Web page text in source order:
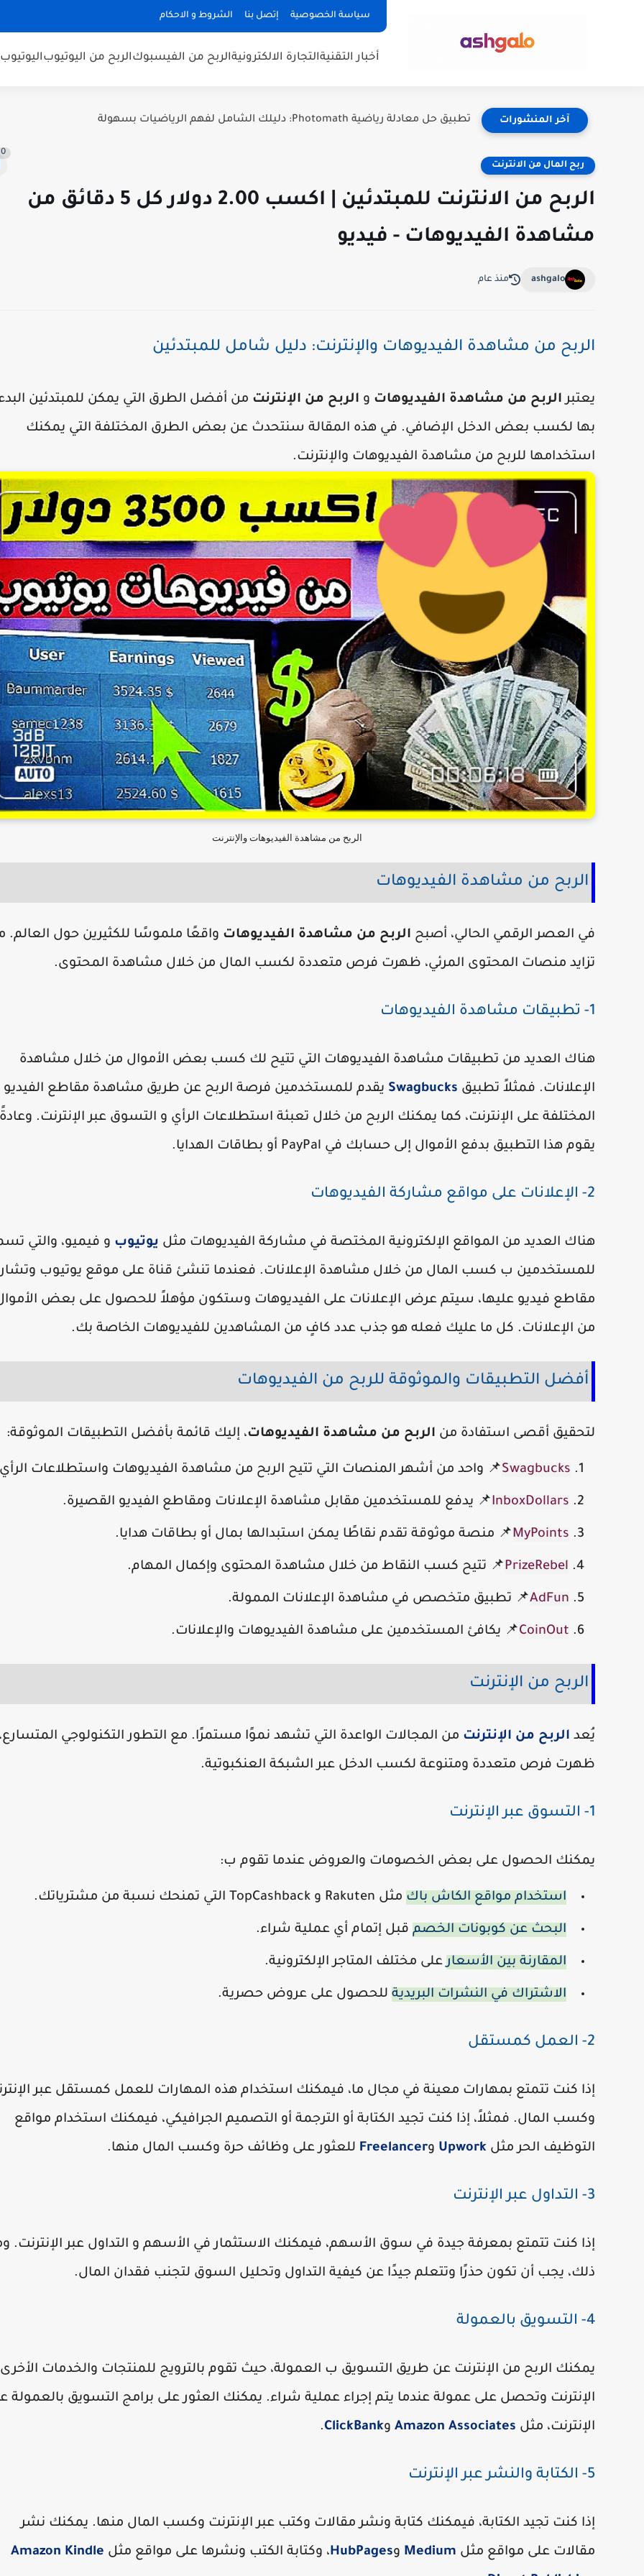
سياسة الخصوصية إتصل بنا الشروط و الاحكام
أخبار التقنيةالتجارة الالكترونيةالربح من الفيسبوكالربح من اليوتيوباليوتيوب
آخر المنشورات تطبيق حل معادلة رياضية Photomath: دليلك الشامل لفهم الرياضيات بسهولة
ربح المال من الانترنت
0
الربح من الانترنت للمبتدئين | اكسب 2.00 دولار كل 5 دقائق من
مشاهدة الفيديوهات - فيديو
ashgalo منذ عام
الربح من مشاهدة الفيديوهات والإنترنت: دليل شامل للمبتدئين
يعتبر الربح من مشاهدة الفيديوهات و الربح من الإنترنت من أفضل الطرق التي يمكن للمبتدئين
بها لكسب بعض الدخل الإضافي. في هذه المقالة سنتحدث عن بعض الطرق المختلفة التي يمكنك
استخدامها للربح من مشاهدة الفيديوهات والإنترنت.
الربح من مشاهدة الفيديوهات والإنترنت
الربح من مشاهدة الفيديوهات
في العصر الرقمي الحالي، أصبح الربح من مشاهدة الفيديوهات واقعًا ملموسًا للكثيرين حول العالم.
تزايد منصات المحتوى المرئي، ظهرت فرص متعددة لكسب المال من خلال مشاهدة المحتوى.
1- تطبيقات مشاهدة الفيديوهات
هناك العديد من تطبيقات مشاهدة الفيديوهات التي تتيح لك كسب بعض الأموال من خلال مشاهدة
الإعلانات. فمثلاً تطبيق Swagbucks يقدم للمستخدمين فرصة الربح عن طريق مشاهدة مقاطع الفيديو
المختلفة على الإنترنت، كما يمكنك الربح من خلال تعبئة استطلاعات الرأي و التسوق عبر الإنترنت.
يقوم هذا التطبيق بدفع الأموال إلى حسابك في PayPal أو بطاقات الهدايا.
2- الإعلانات على مواقع مشاركة الفيديوهات
هناك العديد من المواقع الإلكترونية المختصة في مشاركة الفيديوهات مثل يوتيوب و فيميو، والتي
للمستخدمين ب كسب المال من خلال مشاهدة الإعلانات. فعندما تنشئ قناة على موقع يوتيوب
مقاطع فيديو عليها، سيتم عرض الإعلانات على الفيديوهات وستكون مؤهلاً للحصول على بعض
من الإعلانات. كل ما عليك فعله هو جذب عدد كافٍ من المشاهدين للفيديوهات الخاصة بك.
أفضل التطبيقات والموثوقة للربح من الفيديوهات
لتحقيق أقصى استفادة من الربح من مشاهدة الفيديوهات، إليك قائمة بأفضل التطبيقات الموثوقة:
Swagbucks📌 واحد من أشهر المنصات التي تتيح الربح من مشاهدة الفيديوهات واستطلاعات
InboxDollars📌 يدفع للمستخدمين مقابل مشاهدة الإعلانات ومقاطع الفيديو القصيرة.
MyPoints📌 منصة موثوقة تقدم نقاطًا يمكن استبدالها بمال أو بطاقات هدايا.
PrizeRebel📌 تتيح كسب النقاط من خلال مشاهدة المحتوى وإكمال المهام.
AdFun📌 تطبيق متخصص في مشاهدة الإعلانات الممولة.
CoinOut📌 يكافئ المستخدمين على مشاهدة الفيديوهات والإعلانات.
الربح من الإنترنت
يُعد الربح من الإنترنت من المجالات الواعدة التي تشهد نموًا مستمرًا. مع التطور التكنولوجي المتسارع،
ظهرت فرص متعددة ومتنوعة لكسب الدخل عبر الشبكة العنكبوتية.
1- التسوق عبر الإنترنت
يمكنك الحصول على بعض الخصومات والعروض عندما تقوم ب:
استخدام مواقع الكاش باك مثل Rakuten و TopCashback التي تمنحك نسبة من مشترياتك.
البحث عن كوبونات الخصم قبل إتمام أي عملية شراء.
المقارنة بين الأسعارعلى مختلف المتاجر الإلكترونية.
الاشتراك في النشرات البريدية للحصول على عروض حصرية.
2- العمل كمستقل
إذا كنت تتمتع بمهارات معينة في مجال ما، فيمكنك استخدام هذه المهارات للعمل كمستقل عبر
وكسب المال. فمثلاً، إذا كنت تجيد الكتابة أو الترجمة أو التصميم الجرافيكي، فيمكنك استخدام مواقع
التوظيف الحر مثل Upwork وFreelancer للعثور على وظائف حرة وكسب المال منها.
3- التداول عبر الإنترنت
إذا كنت تتمتع بمعرفة جيدة في سوق الأسهم، فيمكنك الاستثمار في الأسهم و التداول عبر الإنترنت.
ذلك، يجب أن تكون حذرًا وتتعلم جيدًا عن كيفية التداول وتحليل السوق لتجنب فقدان المال.
4- التسويق بالعمولة
يمكنك الربح من الإنترنت عن طريق التسويق ب العمولة، حيث تقوم بالترويج للمنتجات والخدمات
الإنترنت وتحصل على عمولة عندما يتم إجراء عملية شراء. يمكنك العثور على برامج التسويق بالعمولة
الإنترنت، مثل Amazon Associates وClickBank
.
5- الكتابة والنشر عبر الإنترنت
إذا كنت تجيد الكتابة، فيمكنك كتابة ونشر مقالات وكتب عبر الإنترنت وكسب المال منها. يمكنك نشر
مقالات على مواقع مثل Medium وHubPages، وكتابة الكتب ونشرها على مواقع مثل Amazon Kindle